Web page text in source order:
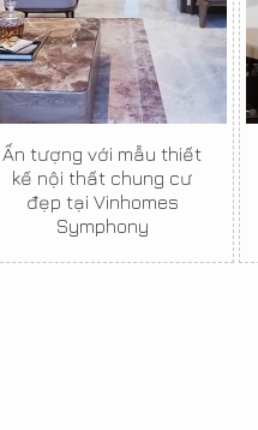
Ấn tượng với mẫu thiết
kế nội thất chung cư
đẹp tại Vinhomes
Symphony